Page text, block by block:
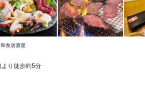
食居酒屋
り徒歩約5分